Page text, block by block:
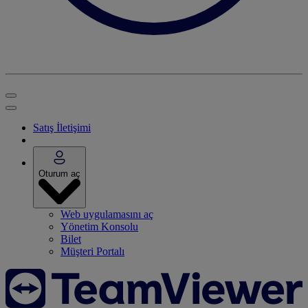
Satış İletişimi
Oturum aç
Web uygulamasını aç
Yönetim Konsolu
Bilet
Müşteri Portalı